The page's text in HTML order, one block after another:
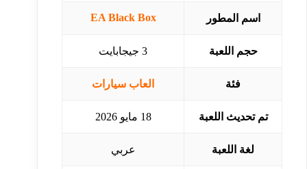
اسم المطور EA Black Box
حجم اللعبة 3 جيجابايت
فئة العاب سيارات
تم تحديث اللعبة 18 مايو 2026
لغة اللعبة عربي